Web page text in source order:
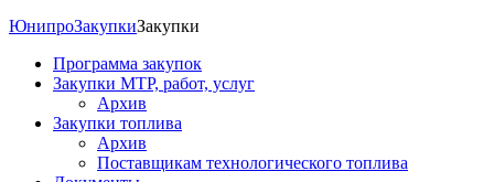
ЮнипроЗакупкиЗакупки
Программа закупок
Закупки МТР, работ, услуг
Архив
Закупки топлива
Архив
Поставщикам технологического топлива